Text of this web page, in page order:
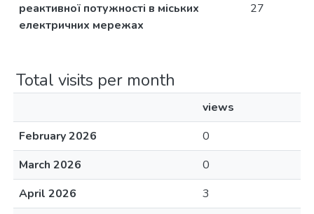
реактивної потужності в міських
електричних мережах
27
Total visits per month
views
February 2026
0
March 2026
0
April 2026
3